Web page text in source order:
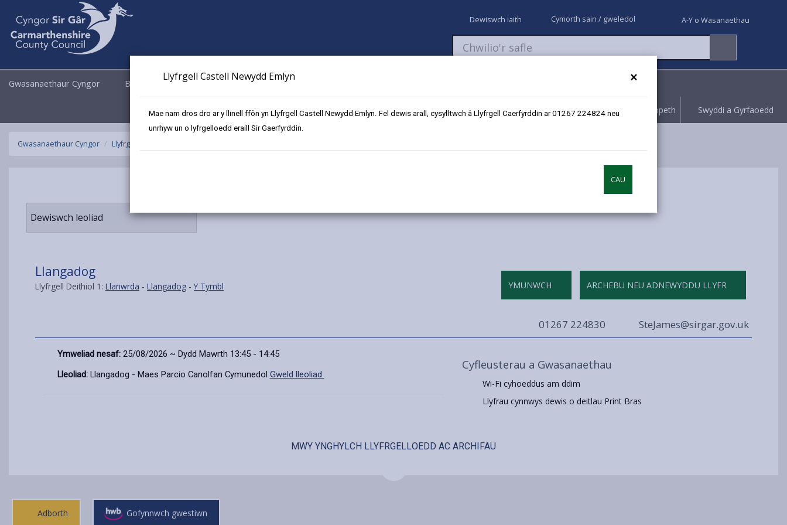
×
Llyfrgell Castell Newydd Emlyn
Mae nam dros dro ar y llinell ffôn yn Llyfrgell Castell Newydd Emlyn. Fel dewis arall, cysylltwch â Llyfrgell Caerfyrddin ar 01267 224824 neu
unrhyw un o lyfrgelloedd eraill Sir Gaerfyrddin.
CAU
Dewiswch iaith Cymorth sain / gweledol A-Y o Wasanaethau
Gwasanaethaur Cyngor Busnes Cyngor a Democratiaeth
Fy Nghyfrifon Talu Cyflwyno cais Rhoi gwybod Hawliwch bopeth Swyddi a Gyrfaoedd
Gwasanaethaur Cyngor Llyfrgelloedd ac Archifau
Dewiswch leoliad
Llangadog
Llyfrgell Deithiol 1: Llanwrda - Llangadog -Y Tymbl YMUNWCH ARCHEBU NEU ADNEWYDDU LLYFR
01267 224830 SteJames@sirgar.gov.uk
Ymweliad nesaf: 25/08/2026 ~ Dydd Mawrth 13:45 - 14:45
Lleoliad: Llangadog - Maes Parcio Canolfan Cymunedol Gweld lleoliad
Cyfleusterau a Gwasanaethau
Wi-Fi cyhoeddus am ddim
Llyfrau cynnwys dewis o deitlau Print Bras
MWY YNGHYLCH LLYFRGELLOEDD AC ARCHIFAU
Adborth Gofynnwch gwestiwn